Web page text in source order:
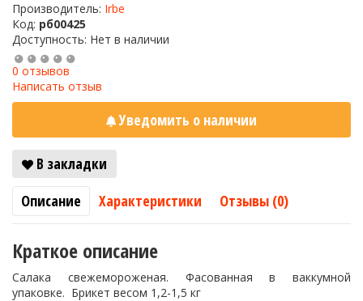
Производитель: Irbe
Код: рб00425
Доступность: Нет в наличии
0 отзывов
Написать отзыв
Уведомить о наличии
В закладки
Описание
Характеристики Отзывы (0)
Краткое описание
Салака свежемороженая. Фасованная в ваккумной
упаковке. Брикет весом 1,2-1,5 кг